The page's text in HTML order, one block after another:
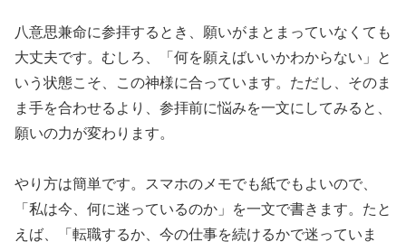
八意思兼命に参拝するとき、願いがまとまっていなくても
大丈夫です。むしろ、「何を願えばいいかわからない」と
いう状態こそ、この神様に合っています。ただし、そのま
ま手を合わせるより、参拝前に悩みを一文にしてみると、
願いの力が変わります。
やり方は簡単です。スマホのメモでも紙でもよいので、
「私は今、何に迷っているのか」を一文で書きます。たと
えば、「転職するか、今の仕事を続けるかで迷っていま